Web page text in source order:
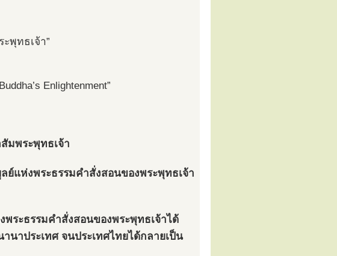
พุทธเจ้า”
Enlightenment”
มพระพุทธเจ้า
ย์แห่งพระธรรมคำสั่งสอนของพระพุทธเจ้า
พระธรรมคำสั่งสอนของพระพุทธเจ้าได้
นาประเทศ จนประเทศไทยได้กลายเป็น